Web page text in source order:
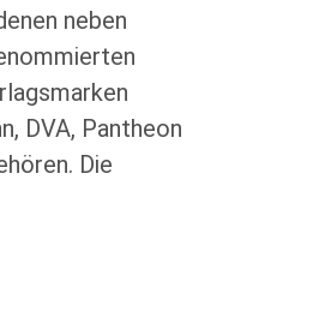
neben
DVA, Pantheon
Die